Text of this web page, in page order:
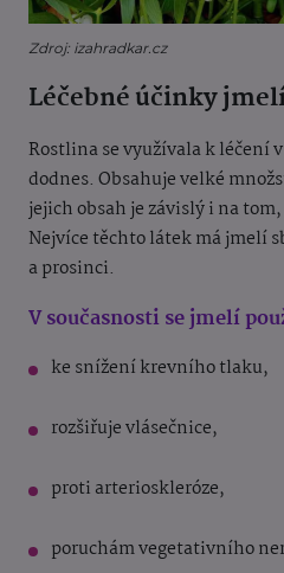
Zdroj: izahradkar.cz
Léčebné účinky
Rostlina se využívala k léčení
dodnes. Obsahuje velké
jejich obsah je závislý i na
Nejvíce těchto látek má jmelí
a prosinci.
V současnosti se jmelí
ke snížení krevního tlaku,
rozšiřuje vlásečnice,
proti arterioskleróze,
poruchám vegetativního